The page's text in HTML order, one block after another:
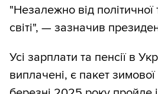
"Незалежно від політичної
світі", — зазначив
Усі зарплати та пенсії в
виплачені, є пакет